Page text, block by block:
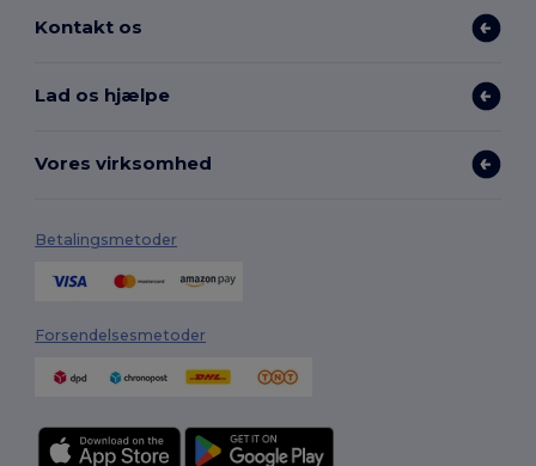
Kontakt os
Lad os hjælpe
Vores virksomhed
Betalingsmetoder
Forsendelsesmetoder